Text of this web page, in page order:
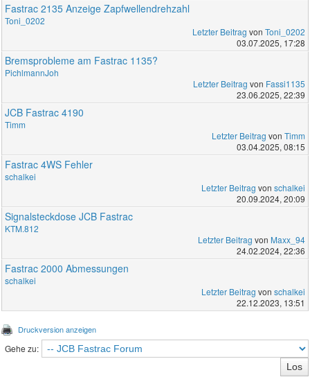
Fastrac 2135 Anzeige Zapfwellendrehzahl
Toni_0202
Letzter Beitrag von Toni_0202
03.07.2025, 17:28
Bremsprobleme am Fastrac 1135?
PichlmannJoh
Letzter Beitrag von Fassi1135
23.06.2025, 22:39
JCB Fastrac 4190
Timm
Letzter Beitrag von Timm
03.04.2025, 08:15
Fastrac 4WS Fehler
schalkei
Letzter Beitrag von schalkei
20.09.2024, 20:09
Signalsteckdose JCB Fastrac
KTM.812
Letzter Beitrag von Maxx_94
24.02.2024, 22:36
Fastrac 2000 Abmessungen
schalkei
Letzter Beitrag von schalkei
22.12.2023, 13:51
Druckversion anzeigen
Gehe zu: